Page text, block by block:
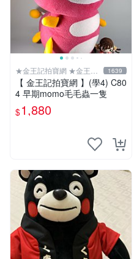
★金王記拍寶網 ★金王記
拍寶趣
1639
【 金王記拍寶網 】(學4) C80
4 早期momo毛毛蟲一隻
$1,880